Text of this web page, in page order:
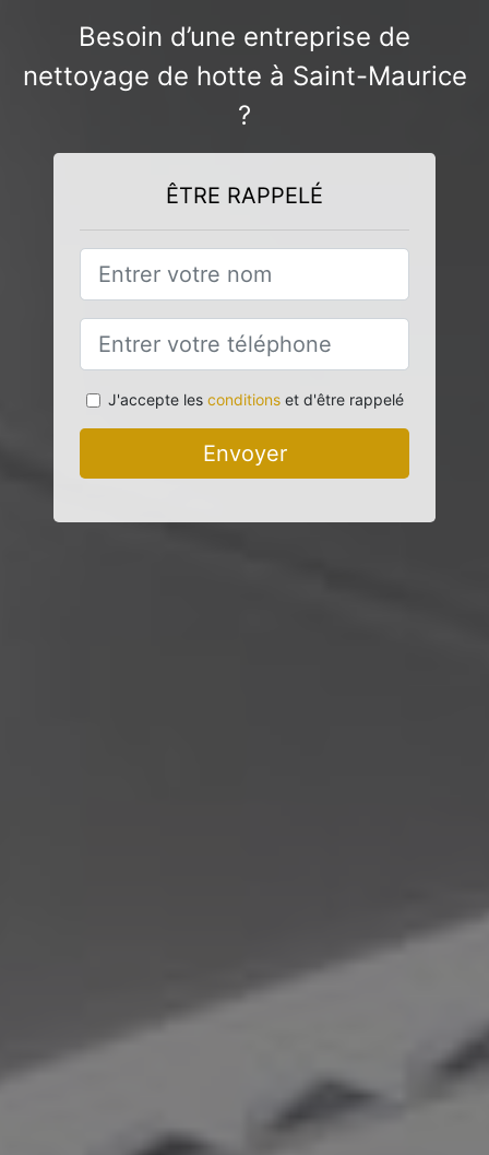
Besoin d’une entreprise de
nettoyage de hotte à Saint-Maurice
?
ÊTRE RAPPELÉ
J'accepte les conditionset d'être rappelé
Envoyer